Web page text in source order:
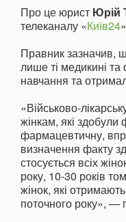
Про це юрист Юрій
телеканалу «Київ24
Правник зазначив,
лише ті медикині
навчання та
«Військово-
жінкам, які
фармацевтичну,
визначення факту
стосується всіх
року, 10-30 років
жінок, які
поточного року», —